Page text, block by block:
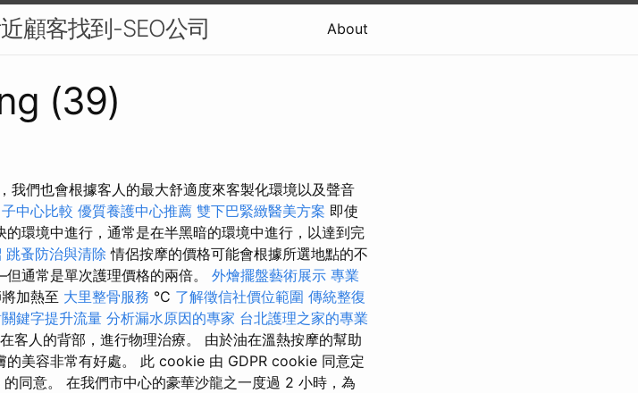
顧客找到-SEO公司 About
(39)
我們也會根據客人的最大舒適度來客製化環境以及聲音
中心比較 優質養護中心推薦 雙下巴緊緻醫美方案 即使
環境中進行，通常是在半黑暗的環境中進行，以達到完
跳蚤防治與清除 情侶按摩的價格可能會根據所選地點的不
通常是單次護理價格的兩倍。 外燴擺盤藝術展示 專業
加熱至 大里整骨服務 °C 了解徵信社價位範圍 傳統整復
鍵字提升流量 分析漏水原因的專家 台北護理之家的專業
客人的背部，進行物理治療。 由於油在溫熱按摩的幫助
的美容非常有好處。 此 cookie 由 GDPR cookie 同意定
同意。 在我們市中心的豪華沙龍之一度過 2 小時，為